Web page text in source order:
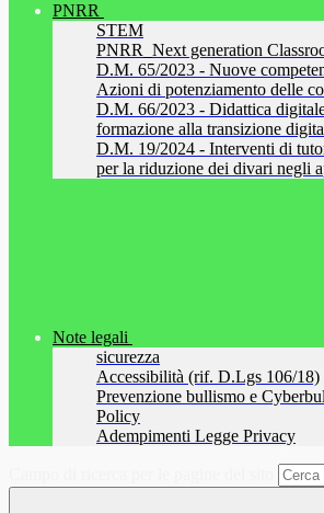
PNRR
STEM
PNRR_Next generation
D.M. 65/2023 - Nuove
Azioni di potenziamento delle
D.M. 66/2023 - Didattica
formazione alla transizione
D.M. 19/2024 - Interventi di
per la riduzione dei divari negli
Note legali
sicurezza
Accessibilità (rif. D.Lgs 106/18)
Prevenzione bullismo e
Policy
Adempimenti Legge Privacy